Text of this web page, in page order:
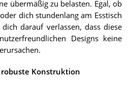
übermäßig zu belasten. Egal, ob
dich stundenlang am Esstisch
darauf verlassen, dass diese
Designs keine
Konstruktion